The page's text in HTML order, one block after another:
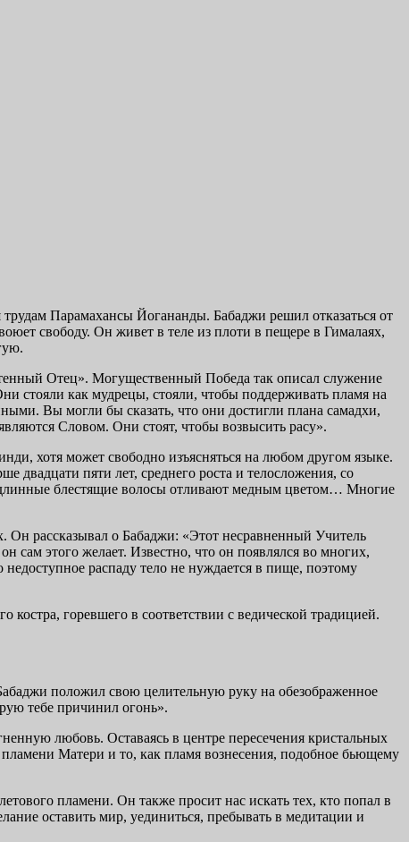
Парамахансы Йогананды. Бабаджи решил отказаться от
свободу. Он живет в теле из плоти в пещере в Гималаях,
Отец». Мо­гущественный Победа так описал служение
стояли как мудрецы, стояли, чтобы поддержи­вать пламя на
Вы могли бы сказать, что они достигли плана самадхи,
Словом. Они стоят, чтобы возвы­сить расу».
хотя может свободно изъясняться на любом другом языке.
двадцати пяти лет, среднего роста и телосло­жения, со
блестящие волосы отливают медным цветом… Многие
Он рассказы­вал о Бабаджи: «Этот несравненный Учитель
сам этого желает. Известно, что он появлял­ся во многих,
распаду тело не нуждается в пище, поэтому
горевше­го в соответствии с ведической традицией.
положил свою целительную руку на обезображенное
тебе причинил огонь».
любовь. Оставаясь в центре пересечения кристальных
Матери и то, как пламя вознесения, по­добное бьющему
пламени. Он также просит нас искать тех, кто попал в
оставить мир, уединиться, пребывать в медита­ции и